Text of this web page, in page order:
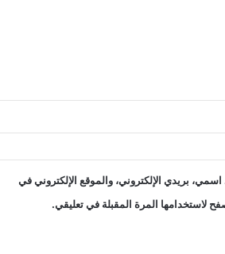
بريدي الإلكتروني، والموقع الإلكتروني في
لاستخدامها المرة المقبلة في تعليقي.